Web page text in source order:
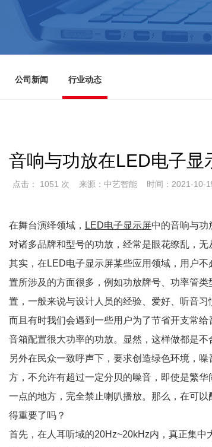
公司新闻 行业动态
音响与功放在LED电子显
点击： 1051 次 来源：中艺智能 时间：2021-10-
在舞台演绎领域， LED电子显示屏中的音响与功
对诸多品牌和型号的功放，经常是眼花缭乱，无
其实，在LED电子显示屏某些应用领域，用户
置所涉及的方面很多，例如功放牌号、功率管
置，一般来说与设计人员的经验、爱好、听音习
而且有时我们会遇到一些用户为了节省开支常
音箱配置很大功率的功放。显然，这样做都是
另外在民众一致呼声下，要求创造绿色环境，
方，不允许有超过一定分贝的噪音，即使是繁
一点的地方，完全禁止喇叭播放。那么，在可以
得重要了吗？
首先，在人耳听域的20Hz~20kHz内，真正集